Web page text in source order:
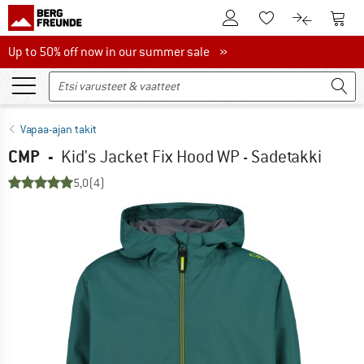
Tästä asiakastililleTästä toivelistalle.
Tästä
Up to 50% off now in our summer sale
Up to 50% off now in our summer sale »
Vapaa-ajan takit
CMP - Kid's Jacket Fix Hood WP - Sadetakki
5,0(4)